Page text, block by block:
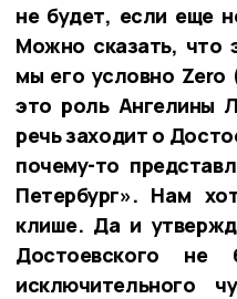
не будет, если еще
Можно сказать, что
мы его условно Zero
это роль Ангелины
речь заходит о
почему-то
Петербург». Нам
клише. Да и
Достоевского
исключительного